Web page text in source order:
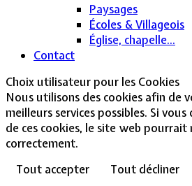
Paysages
Écoles & Villageois
Église, chapelle...
Contact
Choix utilisateur pour les Cookies
Nous utilisons des cookies afin de
meilleurs services possibles. Si
de ces cookies, le site web
correctement.
Tout accepter
Tout décliner